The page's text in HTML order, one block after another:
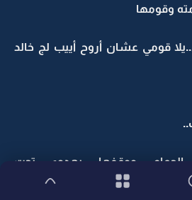
وقومها
قومي عشان أروح أييب لج خالد
الحمام ووقفها بهدوء تحت